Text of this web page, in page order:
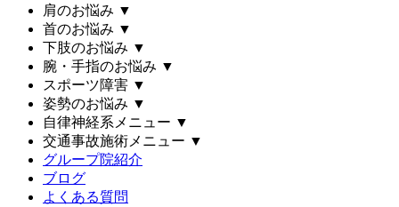
肩のお悩み ▼
首のお悩み ▼
下肢のお悩み ▼
腕・手指のお悩み ▼
スポーツ障害 ▼
姿勢のお悩み ▼
自律神経系メニュー ▼
交通事故施術メニュー ▼
グループ院紹介
ブログ
よくある質問